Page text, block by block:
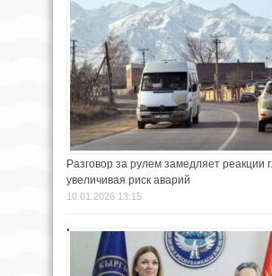
Разговор за рулем замедляет реакции
увеличивая риск аварий
10.01.2026 13:15